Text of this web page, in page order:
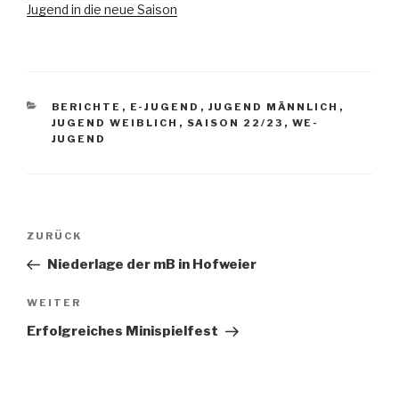
Jugend in die neue Saison
BERICHTE , E-JUGEND , JUGEND MÄNNLICH ,
JUGEND WEIBLICH , SAISON 22/23 , WE-
JUGEND
ZURÜCK
Niederlage der mB in Hofweier
WEITER
Erfolgreiches Minispielfest